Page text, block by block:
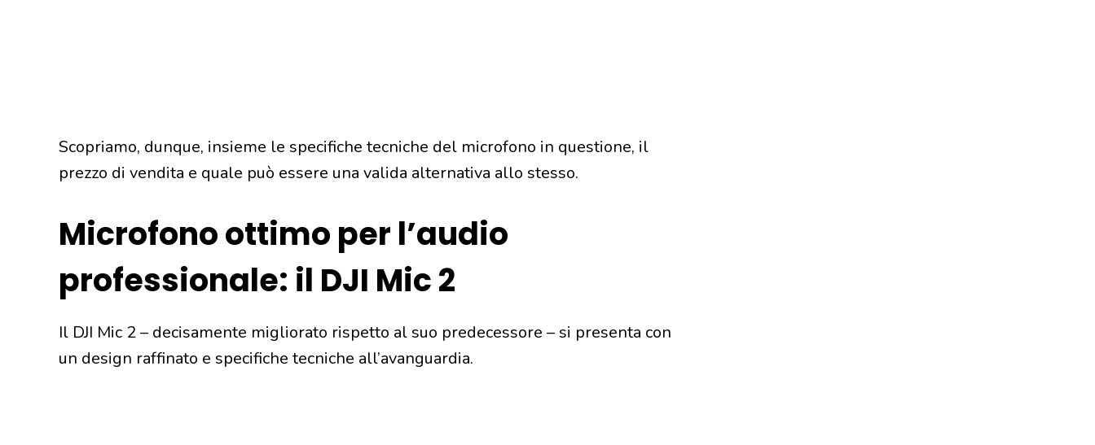
Scopriamo, dunque, insieme le specifiche tecniche del microfono in questione, il
prezzo di vendita e quale può essere una valida alternativa allo stesso.
Microfono ottimo per l’audio
professionale: il DJI Mic 2
Il DJI Mic 2 – decisamente migliorato rispetto al suo predecessore – si presenta con
un design raffinato e specifiche tecniche all’avanguardia.